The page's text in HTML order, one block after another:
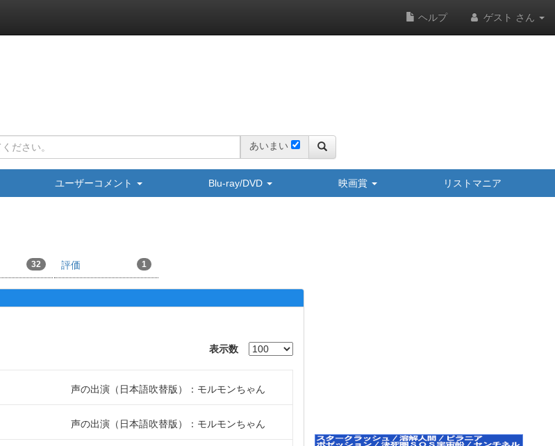
ヘルプ ゲスト さん
あいまい
ユーザーコメント Blu-ray/DVD 映画賞 リストマニア
32 評価 1
表示数
声の出演（日本語吹替版）：モルモンちゃん
声の出演（日本語吹替版）：モルモンちゃん